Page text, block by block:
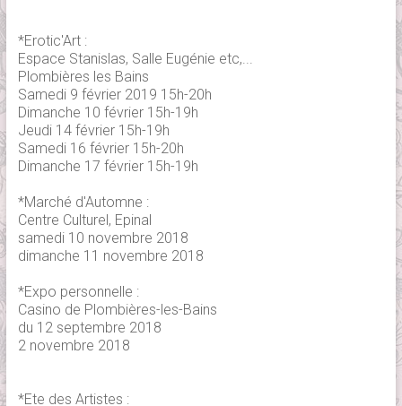
*Erotic'Art :
Espace Stanislas, Salle Eugénie etc,...
Plombières les Bains
Samedi 9 février 2019 15h-20h
Dimanche 10 février 15h-19h
Jeudi 14 février 15h-19h
Samedi 16 février 15h-20h
Dimanche 17 février 15h-19h
*Marché d'Automne :
Centre Culturel, Epinal
samedi 10 novembre 2018
dimanche 11 novembre 2018
*Expo personnelle :
Casino de Plombières-les-Bains
du 12 septembre 2018
2 novembre 2018
*Ete des Artistes :